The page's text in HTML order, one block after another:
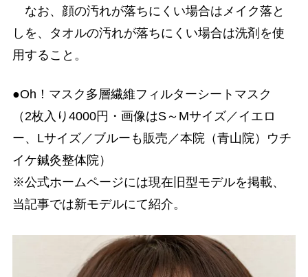
なお、顔の汚れが落ちにくい場合はメイク落と
しを、タオルの汚れが落ちにくい場合は洗剤を使
用すること。
●Oh！マスク多層繊維フィルターシートマスク
（2枚入り4000円・画像はS～Mサイズ／イエロ
ー、Lサイズ／ブルーも販売／本院（青山院）ウチ
イケ鍼灸整体院）
※公式ホームページには現在旧型モデルを掲載、
当記事では新モデルにて紹介。